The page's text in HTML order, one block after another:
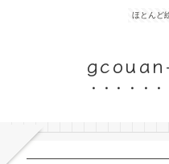
ほとんど